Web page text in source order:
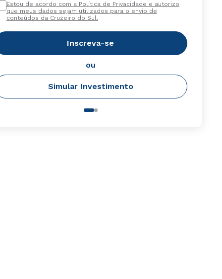
Estou de acordo com a Política de Privacidade e autorizo
que meus dados sejam utilizados para o envio de
conteúdos da Cruzeiro do Sul.
Inscreva-se
ou
Simular Investimento